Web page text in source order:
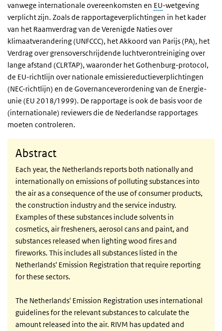
vanwege internationale overeenkomsten en EU-wetgeving
verplicht zijn. Zoals de rapportageverplichtingen in het kader
van het Raamverdrag van de Verenigde Naties over
klimaatverandering (UNFCCC), het Akkoord van Parijs (PA), het
Verdrag over grensoverschrijdende luchtverontreiniging over
lange afstand (CLRTAP), waaronder het Gothenburg-protocol,
de EU-richtlijn over nationale emissiereductieverplichtingen
(NEC-richtlijn) en de Governanceverordening van de Energie-
unie (EU 2018/1999). De rapportage is ook de basis voor de
(internationale) reviewers die de Nederlandse rapportages
moeten controleren.
Abstract
Each year, the Netherlands reports both nationally and
internationally on emissions of polluting substances into
the air as a consequence of the use of consumer products,
the construction industry and the service industry.
Examples of these substances include solvents in
cosmetics, air fresheners, aerosol cans and paint, and
substances released when lighting wood fires and
fireworks. This includes all substances listed in the
Netherlands' Emission Registration that require reporting
for these sectors.
The Netherlands' Emission Registration uses international
guidelines for the relevant substances to calculate the
amount released into the air. RIVM has updated and